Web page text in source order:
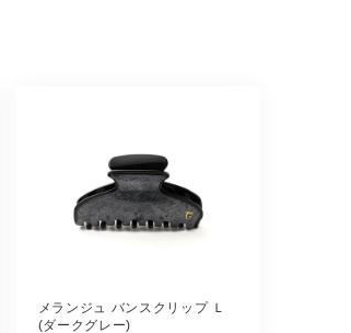
メランジュ バンスクリップ Ｌ
(ダークグレー)